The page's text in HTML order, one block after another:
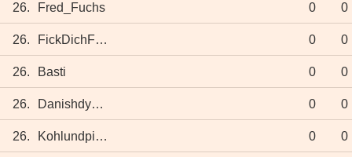
26. Fred_Fuchs 0 0
26. FickDichFußball 0 0
26. Basti 0 0
26. Danishdynamte 0 0
26. Kohlundpinkel 0 0